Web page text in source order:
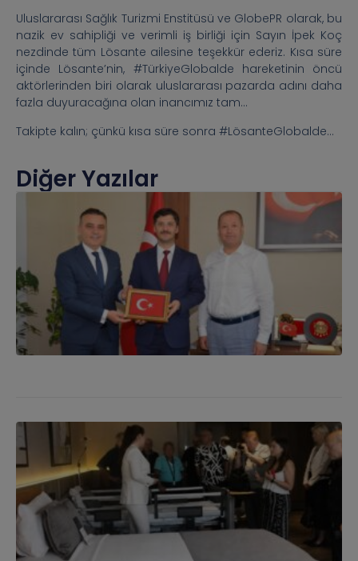
Uluslararası Sağlık Turizmi Enstitüsü ve GlobePR olarak, bu
nazik ev sahipliği ve verimli iş birliği için Sayın İpek Koç
nezdinde tüm Lösante ailesine teşekkür ederiz. Kısa süre
içinde Lösante’nin, #TürkiyeGlobalde hareketinin öncü
aktörlerinden biri olarak uluslararası pazarda adını daha
fazla duyuracağına olan inancımız tam…
Takipte kalın; çünkü kısa süre sonra #LösanteGlobalde…
Diğer Yazılar